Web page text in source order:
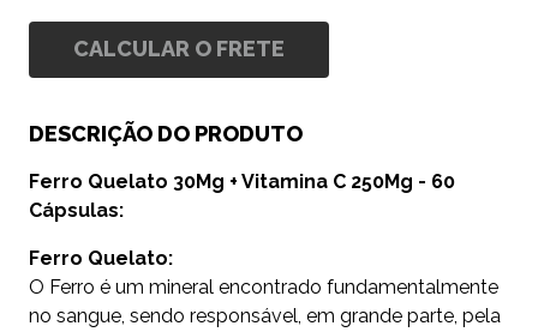
CALCULAR O FRETE
DESCRIÇÃO DO PRODUTO
Ferro Quelato 30Mg + Vitamina C 250Mg - 60
Cápsulas:
Ferro Quelato:
O Ferro é um mineral encontrado fundamentalmente
no sangue, sendo responsável, em grande parte, pela